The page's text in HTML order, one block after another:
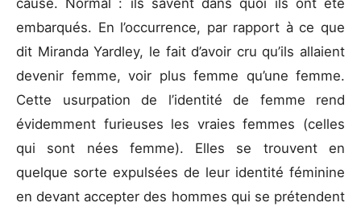
embarqués. En l’occurrence, par rapport à ce que
dit Miranda Yardley, le fait d’avoir cru qu’ils allaient
devenir femme, voir plus femme qu’une femme.
Cette usurpation de l’identité de femme rend
évidemment furieuses les vraies femmes (celles
qui sont nées femme). Elles se trouvent en
quelque sorte expulsées de leur identité féminine
en devant accepter des hommes qui se prétendent